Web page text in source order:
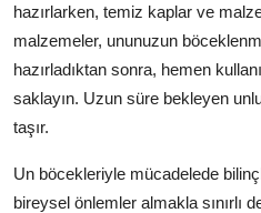
hazırlarken, temiz kaplar ve
malzemeler, ununuzun
hazırladıktan sonra, hemen
saklayın. Uzun süre bekleyen
taşır.
Un böcekleriyle mücadelede
bireysel önlemler almakla sınırlı